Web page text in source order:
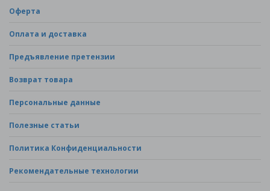
Оферта
Оплата и доставка
Предъявление претензии
Возврат товара
Персональные данные
Полезные статьи
Политика Конфиденциальности
Рекомендательные технологии